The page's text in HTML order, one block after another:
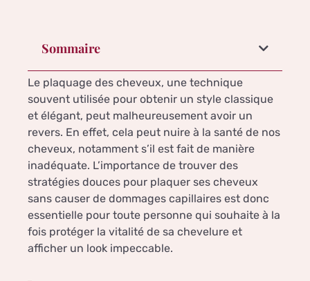
Sommaire
Le plaquage des cheveux, une technique
souvent utilisée pour obtenir un style classique
et élégant, peut malheureusement avoir un
revers. En effet, cela peut nuire à la santé de nos
cheveux, notamment s’il est fait de manière
inadéquate. L’importance de trouver des
stratégies douces pour plaquer ses cheveux
sans causer de dommages capillaires est donc
essentielle pour toute personne qui souhaite à la
fois protéger la vitalité de sa chevelure et
afficher un look impeccable.